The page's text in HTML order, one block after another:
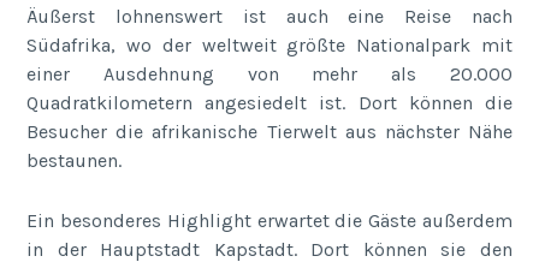
Äußerst lohnenswert ist auch eine Reise nach
Südafrika, wo der weltweit größte Nationalpark mit
einer Ausdehnung von mehr als 20.000
Quadratkilometern angesiedelt ist. Dort können die
Besucher die afrikanische Tierwelt aus nächster Nähe
bestaunen.
Ein besonderes Highlight erwartet die Gäste außerdem
in der Hauptstadt Kapstadt. Dort können sie den